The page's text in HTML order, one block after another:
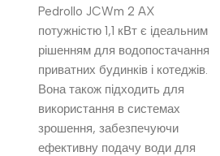
Pedrollo JCWm 2 AX
потужністю 1,1 кВт є ідеальним
рішенням для водопостачання
приватних будинків і котеджів.
Вона також підходить для
використання в системах
зрошення, забезпечуючи
ефективну подачу води для